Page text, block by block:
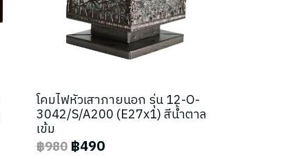
โคมไฟหัวเสาภายนอก รุ่น 12-O-
3042/S/A200 (E27x1) สีน้ำตาล
เข้ม
฿980 ฿490